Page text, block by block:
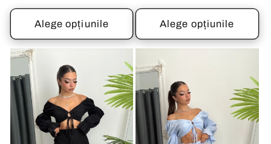
Alege opțiunile
obișnuit
Alege opțiunile